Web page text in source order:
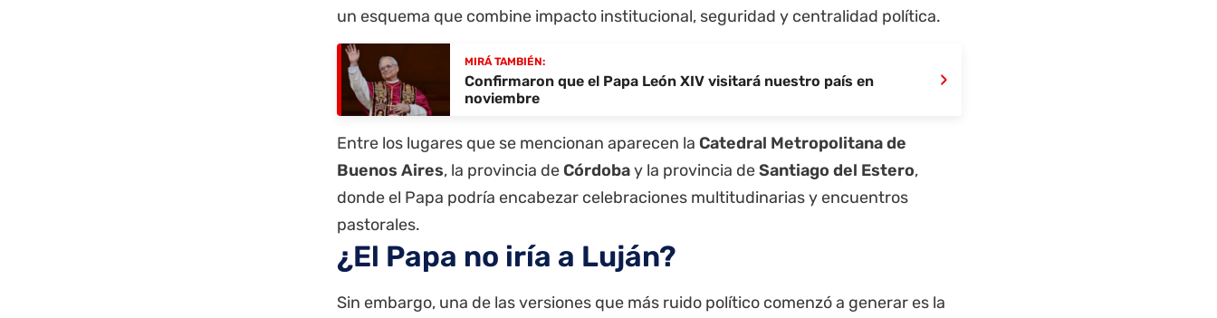
un esquema que combine impacto institucional, seguridad y centralidad política.
MIRÁ TAMBIÉN:
Confirmaron que el Papa León XIV visitará nuestro país en
noviembre
›
Entre los lugares que se mencionan aparecen la Catedral Metropolitana de
Buenos Aires, la provincia de Córdobay la provincia deSantiago del Estero,
donde el Papa podría encabezar celebraciones multitudinarias y encuentros
pastorales.
¿El Papa no iría a Luján?
Sin embargo, una de las versiones que más ruido político comenzó a generar es la